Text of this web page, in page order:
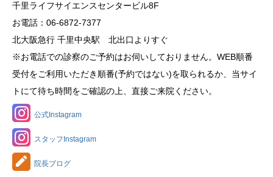
千里ライフサイエンスセンタービル8F
お電話：06-6872-7377
北大阪急行 千里中央駅 北出口よりすぐ
※お電話での診察のご予約はお伺いしておりません。WEB順番
受付をご利用いただき順番(予約ではない)を取られるか、当サイ
トにて待ち時間をご確認の上、直接ご来院ください。
公式Instagram
スタッフInstagram
院長ブログ